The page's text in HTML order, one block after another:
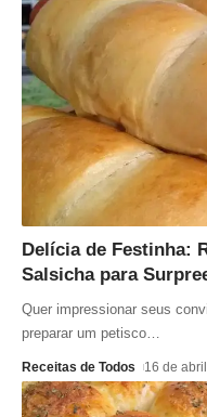
Delícia de Festinha:
Salsicha para
Quer impressionar seus
preparar um petisco…
Receitas de Todos 16 de